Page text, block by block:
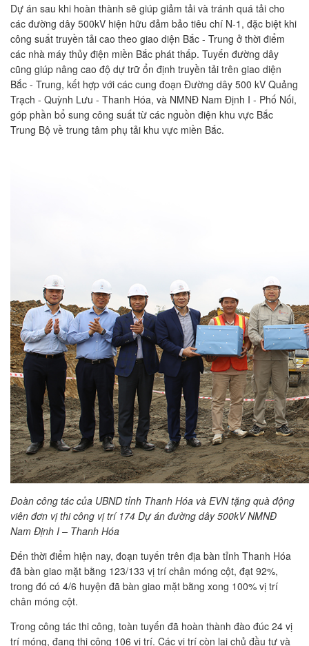
Dự án sau khi hoàn thành sẽ giúp giảm tải và tránh quá tải cho
các đường dây 500kV hiện hữu đảm bảo tiêu chí N-1, đặc biệt khi
công suất truyền tải cao theo giao diện Bắc - Trung ở thời điểm
các nhà máy thủy điện miền Bắc phát thấp. Tuyến đường dây
cũng giúp nâng cao độ dự trữ ổn định truyền tải trên giao diện
Bắc - Trung, kết hợp với các cung đoạn Đường dây 500 kV Quảng
Trạch - Quỳnh Lưu - Thanh Hóa, và NMNĐ Nam Định I - Phố Nối,
góp phần bổ sung công suất từ các nguồn điện khu vực Bắc
Trung Bộ về trung tâm phụ tải khu vực miền Bắc.
Đoàn công tác của UBND tỉnh Thanh Hóa và EVN tặng quà động
viên đơn vị thi công vị trí 174 Dự án đường dây 500kV NMNĐ
Nam Định I – Thanh Hóa
Đến thời điểm hiện nay, đoạn tuyến trên địa bàn tỉnh Thanh Hóa
đã bàn giao mặt bằng 123/133 vị trí chân móng cột, đạt 92%,
trong đó có 4/6 huyện đã bàn giao mặt bằng xong 100% vị trí
chân móng cột.
Trong công tác thi công, toàn tuyến đã hoàn thành đào đúc 24 vị
trí móng, đang thi công 106 vị trí. Các vị trí còn lại chủ đầu tư và